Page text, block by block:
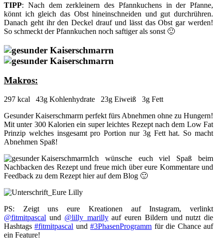
TIPP: Nach dem zerkleinern des Pfannkuchens in der Pfanne,
könnt ich gleich das Obst hineinschneiden und gut durchrühren.
Danach geht ihr den Deckel drauf und lässt das Obst gar werden!
So schmeckt der Pfannkuchen noch saftiger als sonst 🙂
Makros:
297 kcal 43g Kohlenhydrate 23g Eiweiß 3g Fett
Gesunder Kaiserschmarrn perfekt fürs Abnehmen ohne zu Hungern!
Mit unter 300 Kalorien ein super leichtes Rezept nach dem Low Fat
Prinzip welches insgesamt pro Portion nur 3g Fett hat. So macht
Abnehmen Spaß!
Ich wünsche euch viel Spaß beim
Nachbacken des Rezept und freue mich über eure Kommentare und
Feedback zu dem Rezept hier auf dem Blog 🙂
PS: Zeigt uns eure Kreationen auf Instagram, verlinkt
@fitmitpascal und @lilly_marillyauf euren Bildern und nutzt die
Hashtags#fitmitpascal und#3PhasenProgramm für die Chance auf
ein Feature!